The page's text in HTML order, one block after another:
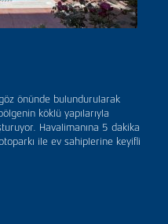
önünde bulundurularak
köklü yapılarıyla
Havalimanına 5 dakika
ile ev sahiplerine keyifli